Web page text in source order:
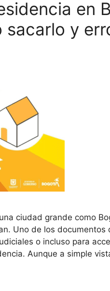
en
sacarlo y
ciudad grande como
Uno de los documentos
o incluso para
Aunque a simple